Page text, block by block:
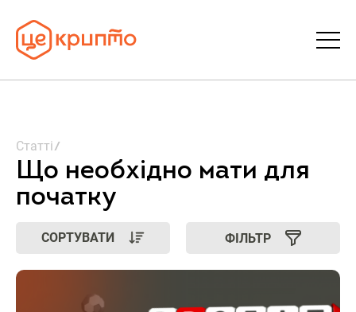
Статті
Що необхідно мати для
початку
СОРТУВАТИ ФІЛЬТР